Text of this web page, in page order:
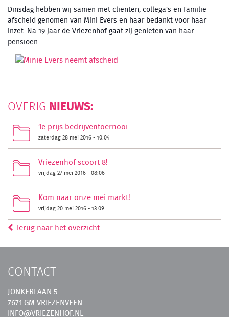
Dinsdag hebben wij samen met cliënten, collega's en familie
afscheid genomen van Mini Evers en haar bedankt voor haar
inzet. Na 19 jaar de Vriezenhof gaat zij genieten van haar
pensioen.
OVERIG NIEUWS:
1e prijs bedrijventoernooi
zaterdag 28 mei 2016 - 10:04
Vriezenhof scoort 8!
vrijdag 27 mei 2016 - 08:06
Kom naar onze mei markt!
vrijdag 20 mei 2016 - 13:09
Terug naar het overzicht
CONTACT
JONKERLAAN 5
7671 GM VRIEZENVEEN
INFO@VRIEZENHOF.NL